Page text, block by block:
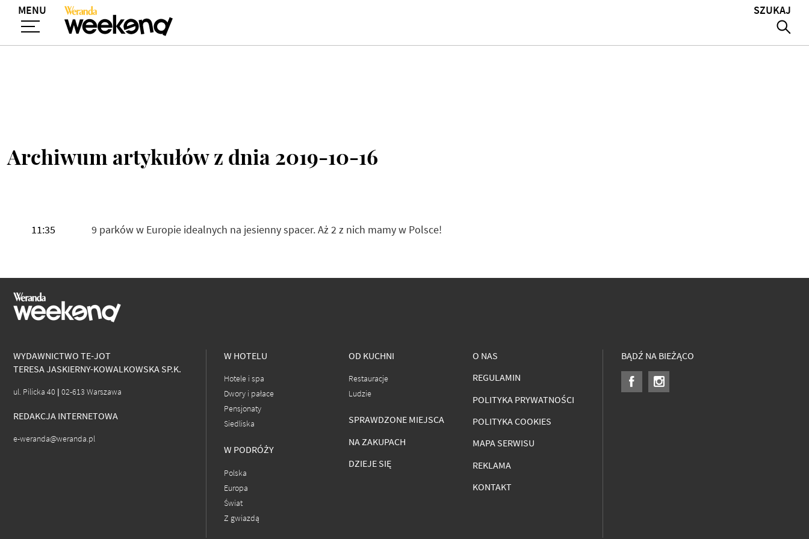
MENU SZUKAJ
Archiwum artykułów z dnia 2019-10-16
11:35 9 parków w Europie idealnych na jesienny spacer. Aż 2 z nich mamy w Polsce!
WYDAWNICTWO TE-JOT
TERESA JASKIERNY-KOWALKOWSKA SP.K.
ul. Pilicka 40 | 02-613 Warszawa
REDAKCJA INTERNETOWA
e-weranda@weranda.pl
W HOTELU
Hotele i spa
Dwory i pałace
Pensjonaty
Siedliska
W PODRÓŻY
Polska
Europa
Świat
Z gwiazdą
OD KUCHNI
Restauracje
Ludzie
SPRAWDZONE MIEJSCA
NA ZAKUPACH
DZIEJE SIĘ
O NAS
REGULAMIN
POLITYKA PRYWATNOŚCI
POLITYKA COOKIES
MAPA SERWISU
REKLAMA
KONTAKT
BĄDŹ NA BIEŻĄCO